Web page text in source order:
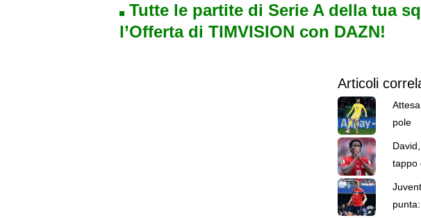
Tutte le partite di Serie A della tua
l’Offerta di TIMVISION con DAZN!
Articoli
pole
tappo